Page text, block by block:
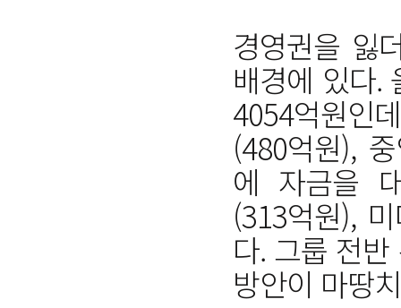
경영권을 잃
배경에 있다.
4054억원인
(480억원),
에 자금을
(313억원),
다. 그룹 전
방안이 마땅